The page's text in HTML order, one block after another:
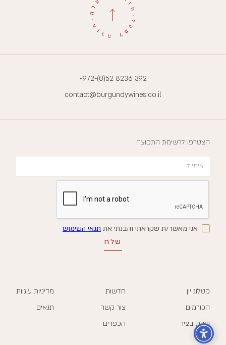
+972-(0)52 8236 392
contact@burgundywines.co.il
הצטרפו לרשימת התפוצה
אני מאשר/ת שקראתי והבנתי את תנאי השימוש
קטלוג יין
הכורמים
שנות בציר
חדשות
צור קשר
הכפרים
מדיניות עוגיות
תנאים